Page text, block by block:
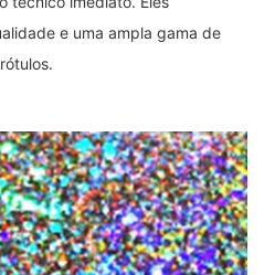
e uma ampla gama de